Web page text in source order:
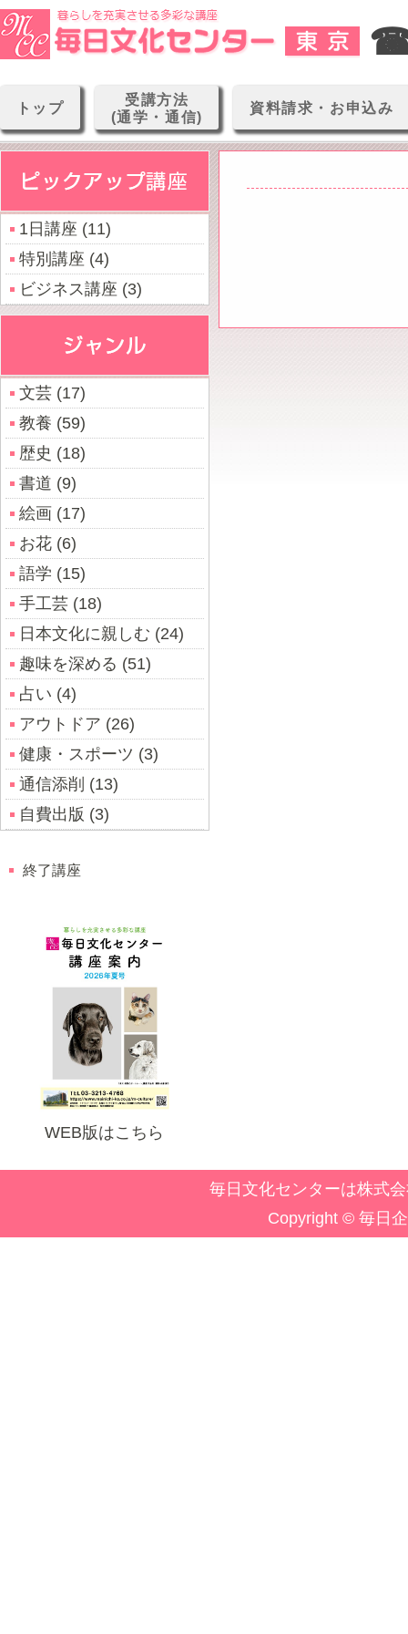
トップ
受講方法
(通学・通信)
資料請求・お申込み
1日講座 (11)
特別講座 (4)
ビジネス講座 (3)
文芸 (17)
教養 (59)
歴史 (18)
書道 (9)
絵画 (17)
お花 (6)
語学 (15)
手工芸 (18)
日本文化に親しむ (24)
趣味を深める (51)
占い (4)
アウトドア (26)
健康・スポーツ (3)
通信添削 (13)
自費出版 (3)
終了講座
WEB版はこちら
毎日文化センターは株式
Copyright © 毎日